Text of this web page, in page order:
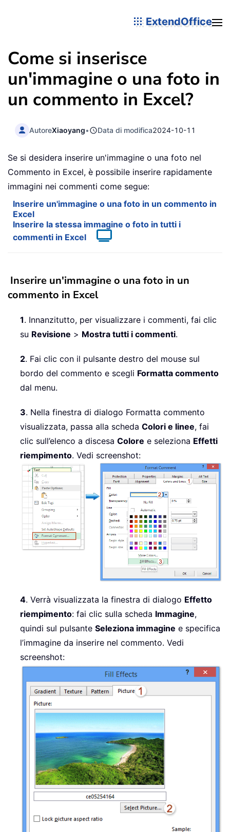
ExtendOffice
Come si inserisce
un'immagine o una foto in
un commento in Excel?
AutoreXiaoyang• Data di modifica2024-10-11
Se si desidera inserire un'immagine o una foto nel
Commento in Excel, è possibile inserire rapidamente
immagini nei commenti come segue:
Inserire un'immagine o una foto in un commento in
Excel
Inserire la stessa immagine o foto in tutti i
commenti in Excel
Inserire un'immagine o una foto in un
commento in Excel
1. Innanzitutto, per visualizzare i commenti, fai clic
su Revisione > Mostra tutti i commenti.
2. Fai clic con il pulsante destro del mouse sul
bordo del commento e scegli Formatta commento
dal menu.
3. Nella finestra di dialogo Formatta commento
visualizzata, passa alla scheda Colori e linee, fai
clic sull’elenco a discesa Colore e seleziona Effetti
riempimento. Vedi screenshot:
4. Verrà visualizzata la finestra di dialogo Effetto
riempimento: fai clic sulla scheda Immagine,
quindi sul pulsante Seleziona immagine e specifica
l’immagine da inserire nel commento. Vedi
screenshot: